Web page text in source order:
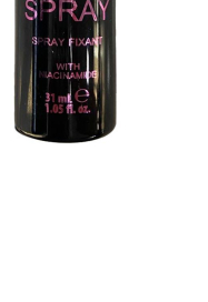
CREARE UN